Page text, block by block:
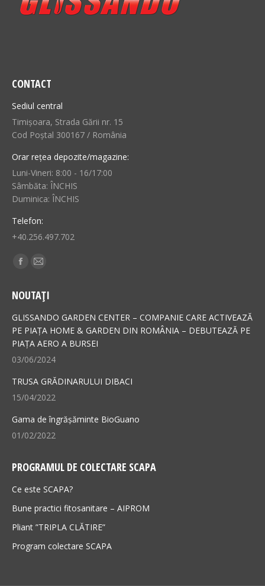
CONTACT
Sediul central
Timișoara, Strada Gării nr. 15
Cod Poștal 300167 / România
Orar rețea depozite/magazine:
Luni-Vineri: 8:00 - 16/17:00
Sâmbăta: ÎNCHIS
Duminica: ÎNCHIS
Telefon:
+40.256.497.702
Find us on:
Facebook
opens
in
new
window
Mail
opens
in
new
window
NOUTAȚI
GLISSANDO GARDEN CENTER – COMPANIE CARE ACTIVEAZĂ
PE PIAȚA HOME & GARDEN DIN ROMÂNIA – DEBUTEAZĂ PE
PIAȚA AERO A BURSEI
03/06/2024
TRUSA GRĂDINARULUI DIBACI
15/04/2022
Gama de îngrășăminte BioGuano
01/02/2022
PROGRAMUL DE COLECTARE SCAPA
Ce este SCAPA?
Bune practici fitosanitare – AIPROM
Pliant ”TRIPLA CLĂTIRE”
Program colectare SCAPA